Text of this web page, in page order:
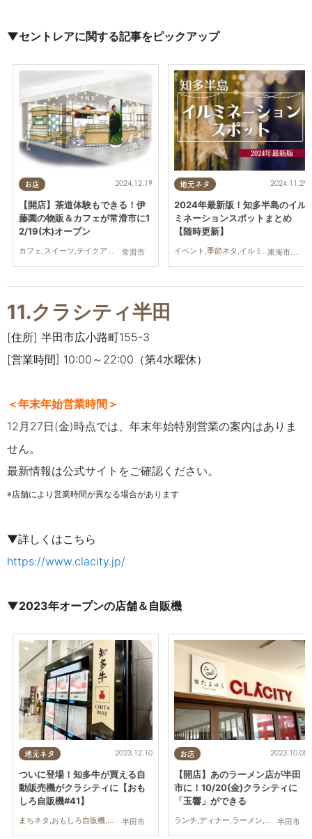
▼セントレアに関する記事をピックアップ
お店
常滑市
2024.12.19
【開店】茶道体験もできる！伊
藤園の物販＆カフェが常滑市に1
2/19(木)オープン
カフェ,スイーツ,テイクアウト,開店,家族,おひとりさま
地元ネタ
東海市,大府市,阿久比町,半田市,常滑市,南知多町
2024.11.29
2024年最新版！知多半島のイル
ミネーションスポットまとめ
【随時更新】
イベント,季節ネタ,イルミネーション
11.クラシティ半田
[住所] 半田市広小路町155-3
[営業時間] 10:00～22:00（第4水曜休）
＜年末年始営業時間＞
12月27日(金)時点では、年末年始特別営業の案内はありま
せん。
最新情報は公式サイトをご確認ください。
※店舗により営業時間が異なる場合があります
▼詳しくはこちら
https://www.clacity.jp/
▼2023年オープンの店舗＆自販機
地元ネタ
半田市
2023.12.10
ついに登場！知多牛が買える自
動販売機がクラシティに【おも
しろ自販機#41】
お店
半田市
2023.10.08
【開店】あのラーメン店が半田
市に！10/20(金)クラシティに
「玉響」ができる